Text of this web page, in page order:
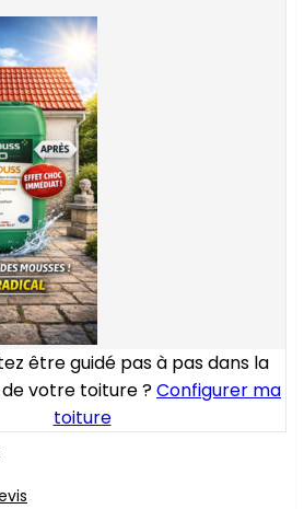
être guidé pas à pas dans la
votre toiture ?Configurer ma
toiture